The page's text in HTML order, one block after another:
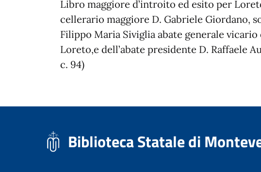
Libro maggiore d’introito ed esito per
cellerario maggiore D. Gabriele Giordano,
Filippo Maria Siviglia abate generale
Loreto,e dell’abate presidente D. Raffaele
c. 94)
Biblioteca Statale di